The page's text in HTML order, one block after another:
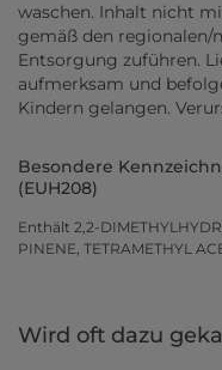
waschen. Inhalt nicht
gemäß den regionalen/
Entsorgung zuführen.
aufmerksam und
Kindern gelangen.
Besondere
(EUH208)
Enthält 2,2-
PINENE, TETRAMETHYL
Wird oft dazu